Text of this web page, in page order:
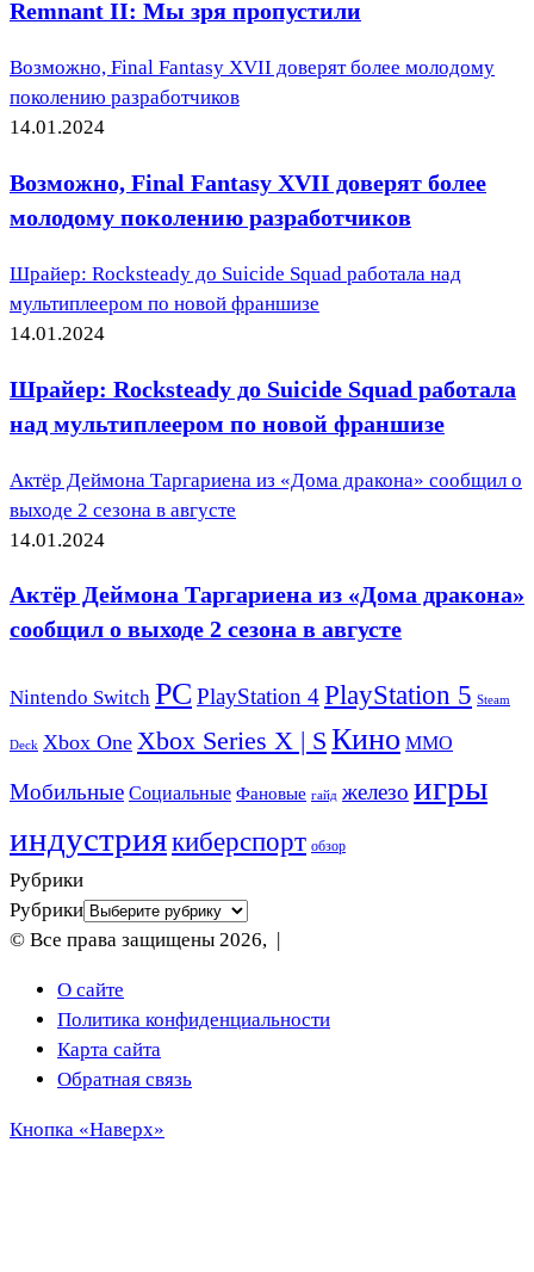
Remnant II: Мы зря пропустили
Возможно, Final Fantasy XVII доверят более молодому
поколению разработчиков
14.01.2024
Возможно, Final Fantasy XVII доверят более
молодому поколению разработчиков
Шрайер: Rocksteady до Suicide Squad работала над
мультиплеером по новой франшизе
14.01.2024
Шрайер: Rocksteady до Suicide Squad работала
над мультиплеером по новой франшизе
Актёр Деймона Таргариена из «Дома дракона» сообщил о
выходе 2 сезона в августе
14.01.2024
Актёр Деймона Таргариена из «Дома дракона»
сообщил о выходе 2 сезона в августе
Nintendo Switch PC PlayStation 4PlayStation 5 Steam
Deck Xbox One Xbox Series X | S Кино ММО
Мобильные Социальные Фановые гайд железо игры
индустриякиберспорт обзор
Рубрики
Рубрики
© Все права защищены 2026, |
О сайте
Политика конфиденциальности
Карта сайта
Обратная связь
Кнопка «Наверх»